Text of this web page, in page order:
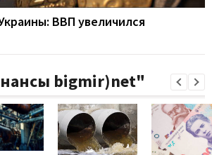
ВВП увеличился
bigmir)net"